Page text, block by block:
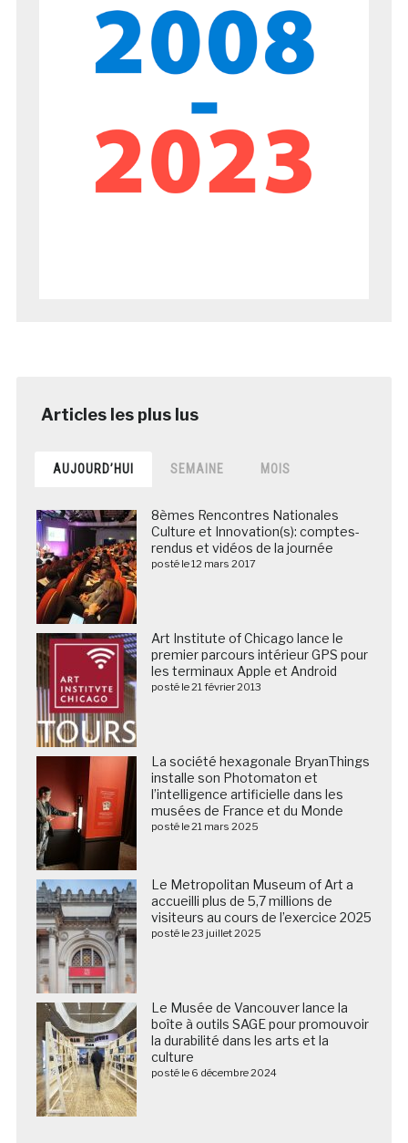
AUJOURD’HUI SEMAINE MOIS
8èmes Rencontres Nationales
Culture et Innovation(s): comptes-
rendus et vidéos de la journée
posté le 12 mars 2017
Art Institute of Chicago lance le
premier parcours intérieur GPS pour
les terminaux Apple et Android
posté le 21 février 2013
La société hexagonale BryanThings
installe son Photomaton et
l’intelligence artificielle dans les
musées de France et du Monde
posté le 21 mars 2025
Le Metropolitan Museum of Art a
accueilli plus de 5,7 millions de
visiteurs au cours de l’exercice 2025
posté le 23 juillet 2025
Le Musée de Vancouver lance la
boîte à outils SAGE pour promouvoir
la durabilité dans les arts et la
culture
posté le 6 décembre 2024